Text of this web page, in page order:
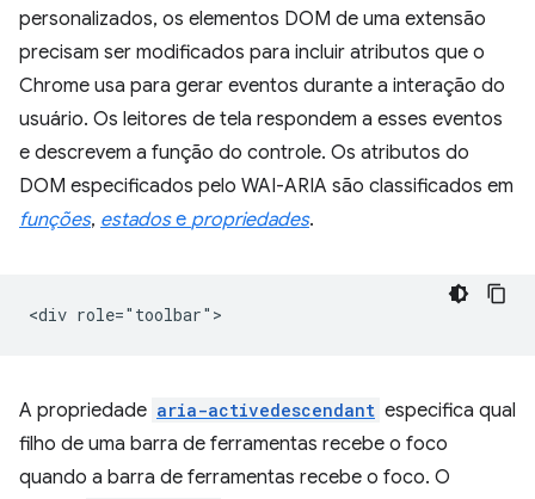
personalizados, os elementos DOM de uma extensão
precisam ser modificados para incluir atributos que o
Chrome usa para gerar eventos durante a interação do
usuário. Os leitores de tela respondem a esses eventos
e descrevem a função do controle. Os atributos do
DOM especificados pelo WAI-ARIA são classificados em
funções, estadose propriedades.
A propriedade aria-activedescendant especifica qual
filho de uma barra de ferramentas recebe o foco
quando a barra de ferramentas recebe o foco. O